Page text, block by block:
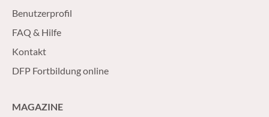
Benutzerprofil
FAQ & Hilfe
Kontakt
DFP Fortbildung online
MAGAZINE